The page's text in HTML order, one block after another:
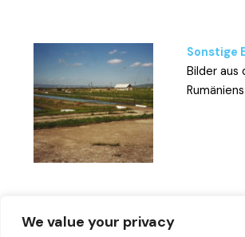
We value your privacy
Sonstige
Bilder aus
Rumäniens